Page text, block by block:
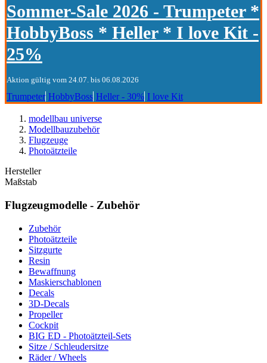
Sommer-Sale 2026 - Trumpeter *
HobbyBoss * Heller * I love Kit -
25%
Aktion gültig vom 24.07. bis 06.08.2026
Trumpeter HobbyBoss Heller - 30% I love Kit
modellbau universe
Modellbauzubehör
Flugzeuge
Photoätzteile
Hersteller
Maßstab
Flugzeugmodelle - Zubehör
Zubehör
Photoätzteile
Sitzgurte
Resin
Bewaffnung
Maskierschablonen
Decals
3D-Decals
Propeller
Cockpit
BIG ED - Photoätzteil-Sets
Sitze / Schleudersitze
Räder / Wheels